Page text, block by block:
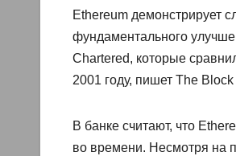
Ethereum демонстрирует
фундаментального
Chartered, которые
2001 году, пишет The Block
В банке считают, что
во времени. Несмотря на